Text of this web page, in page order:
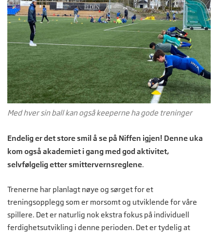
Med hver sin ball kan også keeperne ha gode treninger
Endelig er det store smil å se på Niffen igjen! Denne uka
kom også akademiet i gang med god aktivitet,
selvfølgelig etter smittervernsreglene.
Trenerne har planlagt nøye og sørget for et
treningsopplegg som er morsomt og utviklende for våre
spillere. Det er naturlig nok ekstra fokus på individuell
ferdighetsutvikling i denne perioden. Det er tydelig at